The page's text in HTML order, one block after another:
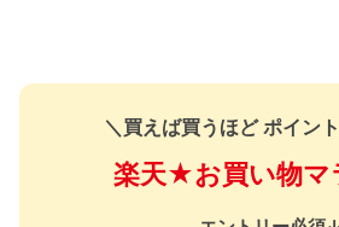
＼買えば買うほど ポイン
楽天★お買い物マ